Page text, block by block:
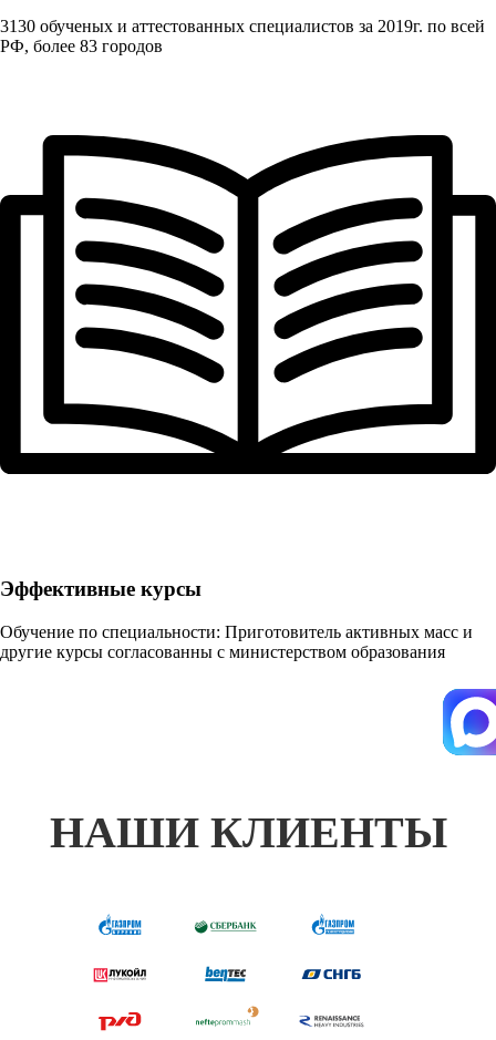
3130 обученых и аттестованных специалистов за 2019г. по всей
РФ, более 83 городов
Эффективные курсы
Обучение по специальности: Приготовитель активных масс и
другие курсы согласованны с министерством образования
НАШИ КЛИЕНТЫ